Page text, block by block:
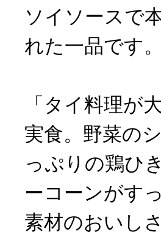
ソイソースで
れた一品です。
「タイ料理が
実食。野菜の
っぷりの鶏ひ
ーコーンがす
素材のおいし